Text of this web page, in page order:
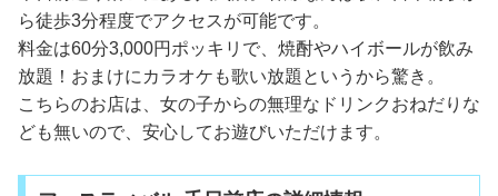
ら徒歩3分程度でアクセスが可能です。
料金は60分3,000円ポッキリで、焼酎やハイボールが飲み
放題！おまけにカラオケも歌い放題というから驚き。
こちらのお店は、女の子からの無理なドリンクおねだりな
ども無いので、安心してお遊びいただけます。